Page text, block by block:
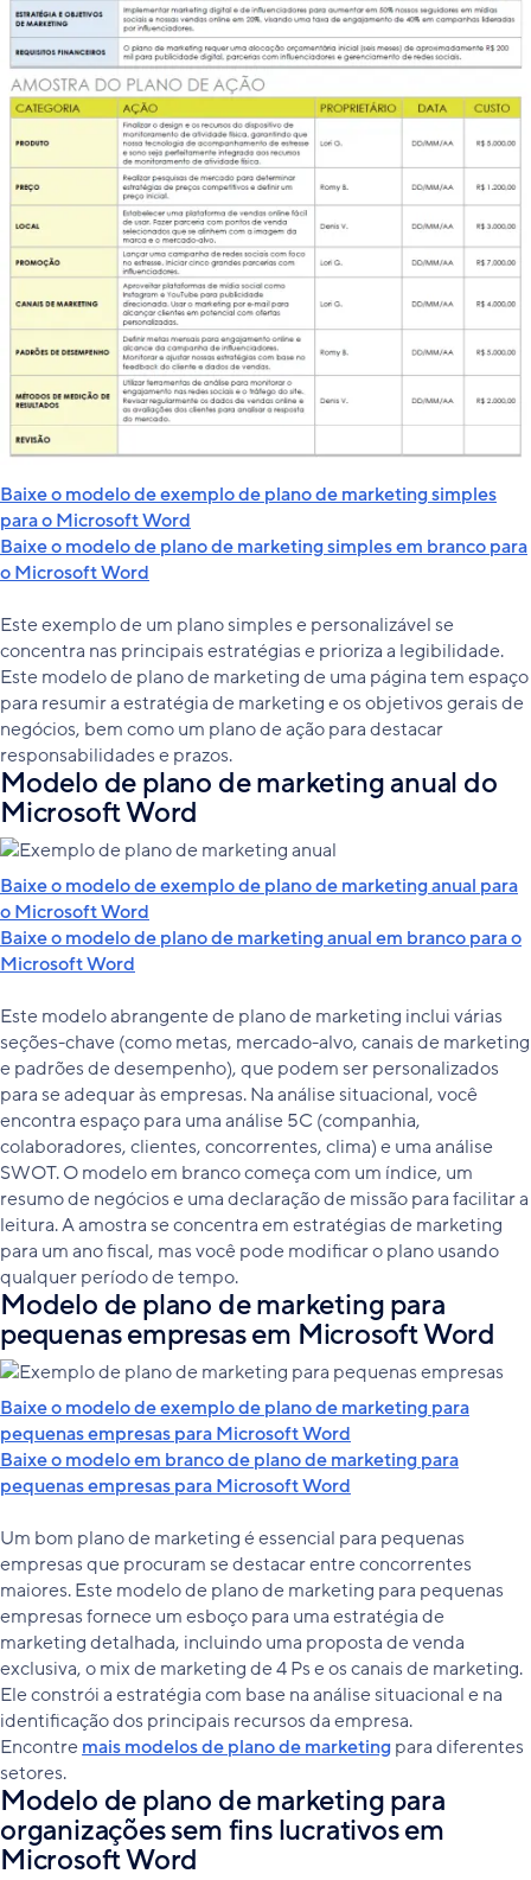
Baixe o modelo de exemplo de plano de marketing simples
para o Microsoft Word
Baixe o modelo de plano de marketing simples em branco para
o Microsoft Word
Este exemplo de um plano simples e personalizável se
concentra nas principais estratégias e prioriza a legibilidade.
Este modelo de plano de marketing de uma página tem espaço
para resumir a estratégia de marketing e os objetivos gerais de
negócios, bem como um plano de ação para destacar
responsabilidades e prazos.
Modelo de plano de marketing anual do
Microsoft Word
Baixe o modelo de exemplo de plano de marketing anual para
o Microsoft Word
Baixe o modelo de plano de marketing anual em branco para o
Microsoft Word
Este modelo abrangente de plano de marketing inclui várias
seções-chave (como metas, mercado-alvo, canais de marketing
e padrões de desempenho), que podem ser personalizados
para se adequar às empresas. Na análise situacional, você
encontra espaço para uma análise 5C (companhia,
colaboradores, clientes, concorrentes, clima) e uma análise
SWOT. O modelo em branco começa com um índice, um
resumo de negócios e uma declaração de missão para facilitar a
leitura. A amostra se concentra em estratégias de marketing
para um ano fiscal, mas você pode modificar o plano usando
qualquer período de tempo.
Modelo de plano de marketing para
pequenas empresas em Microsoft Word
Baixe o modelo de exemplo de plano de marketing para
pequenas empresas para Microsoft Word
Baixe o modelo em branco de plano de marketing para
pequenas empresas para Microsoft Word
Um bom plano de marketing é essencial para pequenas
empresas que procuram se destacar entre concorrentes
maiores. Este modelo de plano de marketing para pequenas
empresas fornece um esboço para uma estratégia de
marketing detalhada, incluindo uma proposta de venda
exclusiva, o mix de marketing de 4 Ps e os canais de marketing.
Ele constrói a estratégia com base na análise situacional e na
identificação dos principais recursos da empresa.
Encontremais modelos de plano de marketingpara diferentes
setores.
Modelo de plano de marketing para
organizações sem fins lucrativos em
Microsoft Word